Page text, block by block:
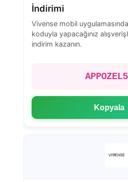
İndirimi
Vivense mobil
koduyla yapacağınız
indirim kazanın.
Kopyala